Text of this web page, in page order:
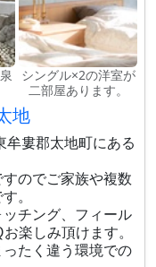
シングル×2の洋室が
二部屋あります。
地
牟婁郡太地町にある
のでご家族や複数
。
チング、フィール
楽しみ頂けます。
たく違う環境での